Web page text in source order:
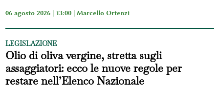
06 agosto 2026 | 13:00 | Marcello Ortenzi
LEGISLAZIONE
Olio di oliva vergine, stretta sugli
assaggiatori: ecco le nuove regole per
restare nell’Elenco Nazionale